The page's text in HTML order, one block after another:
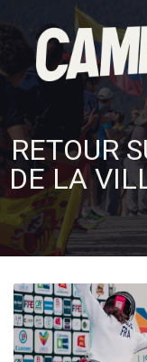
RETOUR
DE LA